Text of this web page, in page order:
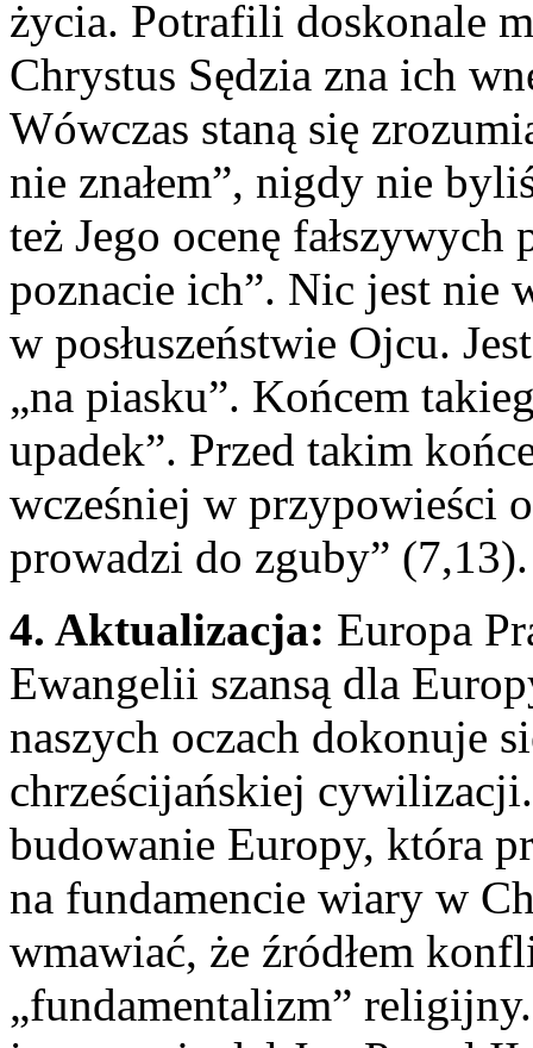
życia. Potrafili doskonale
Chrystus Sędzia zna ich
Wówczas staną się
nie znałem”, nigdy nie
też Jego ocenę
poznacie ich”. Nic jest nie
w posłuszeństwie Ojcu.
„na piasku”. Końcem
upadek”. Przed takim
wcześniej w przypowieści
prowadzi do zguby” (7,13).
4. Aktualizacja: Europa
Ewangelii szansą dla
naszych oczach dokonuje
chrześcijańskiej
budowanie Europy, która
na fundamencie wiary w
wmawiać, że źródłem
„fundamentalizm”